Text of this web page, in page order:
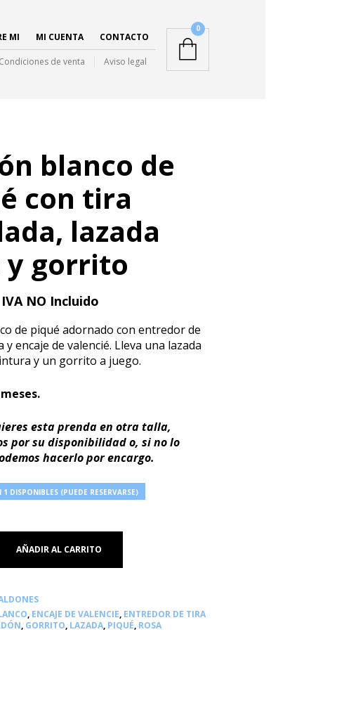
MI MI CUENTA CONTACTO
Condiciones de venta Aviso legal
0
blanco de
con tira
lazada
y gorrito
IVA NO Incluido
de piqué adornado con entredor de
encaje de valencié. Lleva una lazada
y un gorrito a juego.
esta prenda en otra talla,
por su disponibilidad o, si no lo
hacerlo por encargo.
DISPONIBLES (PUEDE RESERVARSE)
AÑADIR AL CARRITO
, ENCAJE DE VALENCIE, ENTREDOR DE TIRA
, GORRITO, LAZADA, PIQUÉ, ROSA